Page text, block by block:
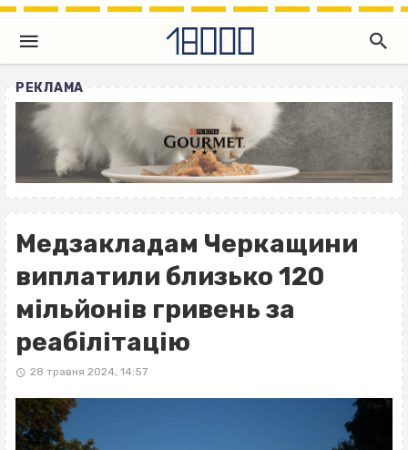
РЕКЛАМА
Медзакладам Черкащини
виплатили близько 120
мільйонів гривень за
реабілітацію
28 травня 2024, 14:57